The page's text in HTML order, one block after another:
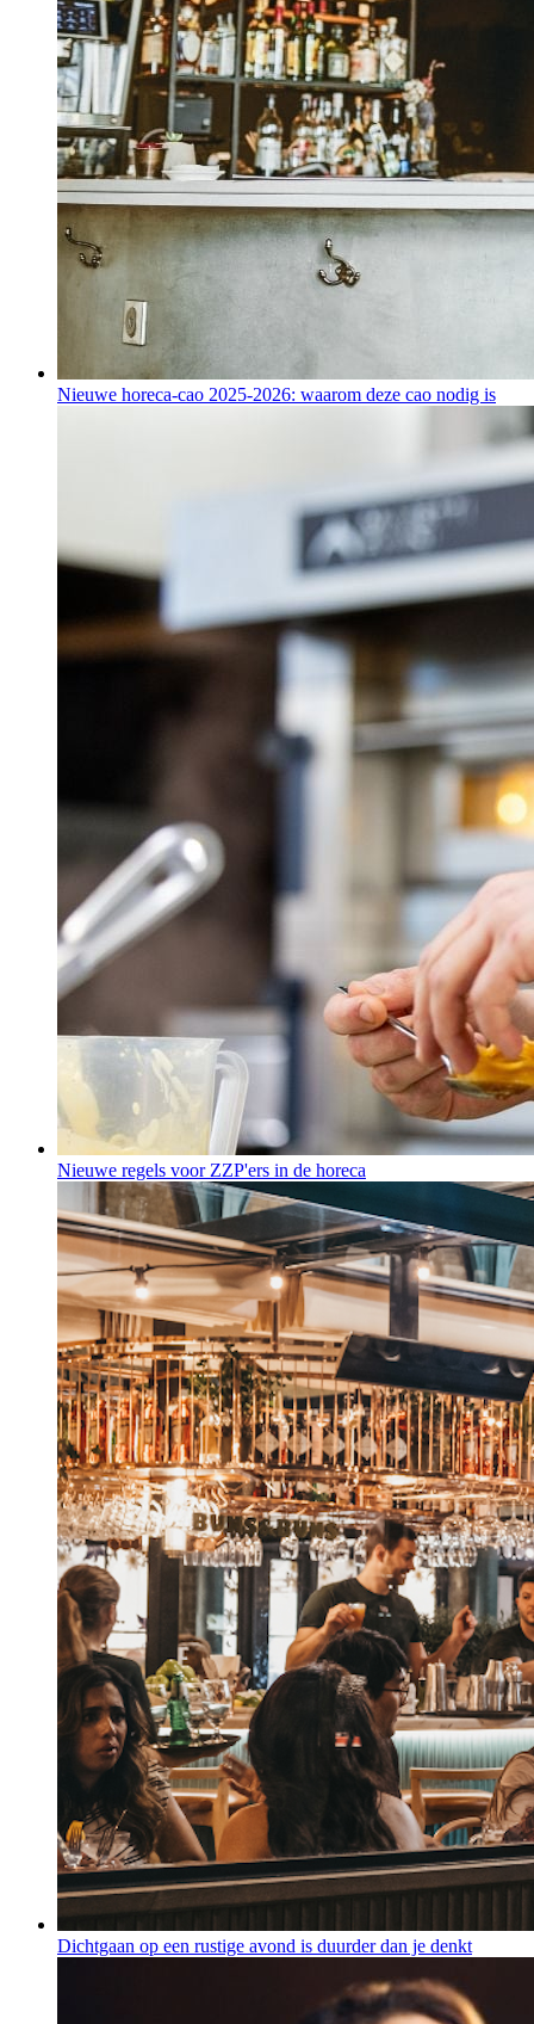
Nieuwe horeca-cao 2025-2026: waarom deze cao nodig is
Nieuwe regels voor ZZP'ers in de horeca
Dichtgaan op een rustige avond is duurder dan je denkt